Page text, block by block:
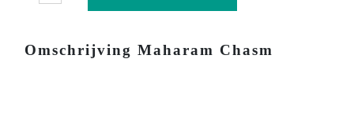
Omschrijving Maharam Chasm